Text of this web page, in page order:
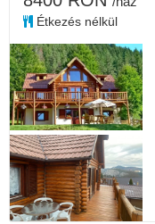
Étkezés nélkül